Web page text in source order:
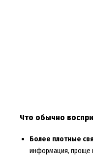
Что обычно
Более плотные
информация, проще